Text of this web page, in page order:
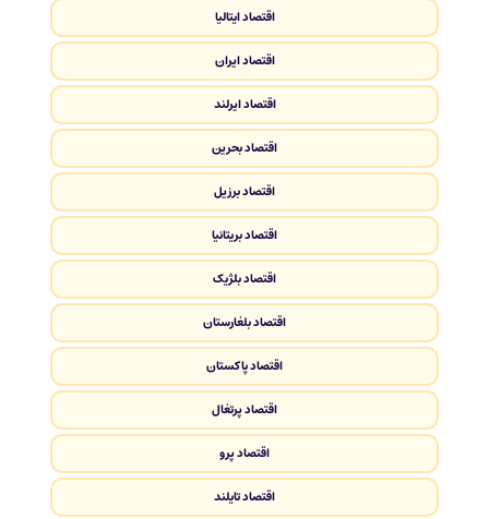
اقتصاد ایتالیا
اقتصاد ایران
اقتصاد ایرلند
اقتصاد بحرین
اقتصاد برزیل
اقتصاد بریتانیا
اقتصاد بلژیک
اقتصاد بلغارستان
اقتصاد پاکستان
اقتصاد پرتغال
اقتصاد پرو
اقتصاد تایلند